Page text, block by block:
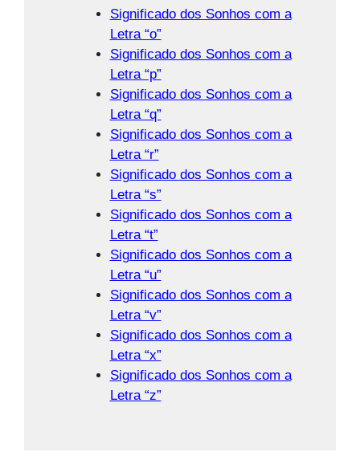
Significado dos Sonhos com a
Letra “o”
Significado dos Sonhos com a
Letra “p”
Significado dos Sonhos com a
Letra “q”
Significado dos Sonhos com a
Letra “r”
Significado dos Sonhos com a
Letra “s”
Significado dos Sonhos com a
Letra “t”
Significado dos Sonhos com a
Letra “u”
Significado dos Sonhos com a
Letra “v”
Significado dos Sonhos com a
Letra “x”
Significado dos Sonhos com a
Letra “z”